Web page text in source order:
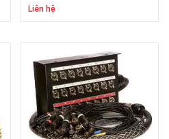
Liên hệ